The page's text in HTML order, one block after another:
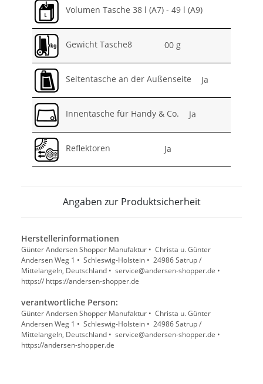
Volumen Tasche 38 l (A7) - 49 l (A9)
Gewicht Tasche8 00 g
Seitentasche an der Außenseite Ja
Innentasche für Handy & Co. Ja
Reflektoren Ja
Angaben zur Produktsicherheit
Herstellerinformationen
Günter Andersen Shopper Manufaktur • Christa u. Günter
Andersen Weg 1 • Schleswig-Holstein • 24986 Satrup /
Mittelangeln, Deutschland • service@andersen-shopper.de •
https:// https://andersen-shopper.de
verantwortliche Person:
Günter Andersen Shopper Manufaktur • Christa u. Günter
Andersen Weg 1 • Schleswig-Holstein • 24986 Satrup /
Mittelangeln, Deutschland • service@andersen-shopper.de •
https://andersen-shopper.de